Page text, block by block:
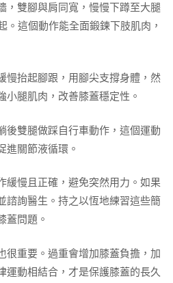
，雙腳與肩同寬，慢慢下蹲至大腿
。這個動作能全面鍛鍊下肢肌肉，
慢抬起腳跟，用腳尖支撐身體，然
小腿肌肉，改善膝蓋穩定性。
後雙腿做踩自行車動作，這個運動
進關節液循環。
緩慢且正確，避免突然用力。如果
諮詢醫生。持之以恆地練習這些簡
蓋問題。
很重要。過重會增加膝蓋負擔，加
運動相結合，才是保護膝蓋的長久